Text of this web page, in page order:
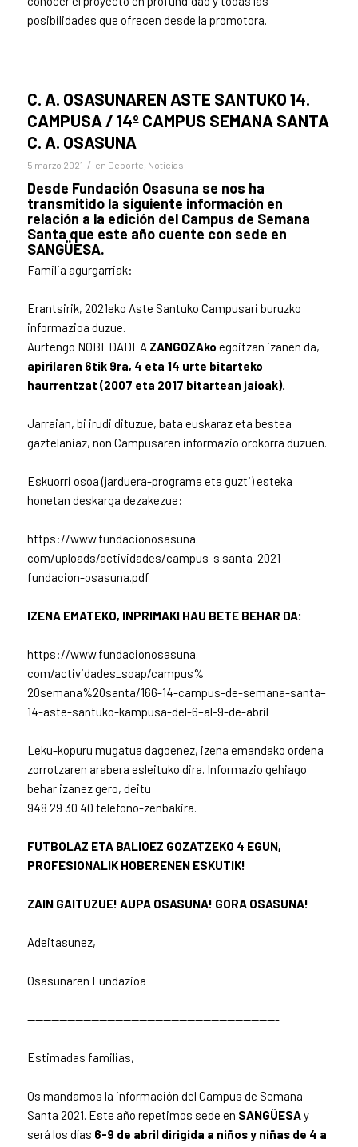
posibilidades que ofrecen desde la promotora.
C. A. OSASUNAREN ASTE SANTUKO 14.
CAMPUSA / 14º CAMPUS SEMANA SANTA
C. A. OSASUNA
5 marzo 2021 / en Deporte Noticias
Desde Fundación Osasuna se nos ha
transmitido la siguiente información en
relación a la edición del Campus de Semana
Santa que este año cuente con sede en
SANGÜESA.
Familia agurgarriak:
Erantsirik, 2021eko Aste Santuko Campusari buruzko
informazioa duzue.
Aurtengo NOBEDADEA ZANGOZAko egoitzan izanen da,
apirilaren 6tik 9ra, 4 eta 14 urte bitarteko
haurrentzat (2007 eta 2017 bitartean jaioak).
Jarraian, bi irudi dituzue, bata euskaraz eta bestea
gaztelaniaz, non Campusaren informazio orokorra duzuen.
Eskuorri osoa (jarduera-programa eta guzti) esteka
honetan deskarga dezakezue:
https://www.fundacionosasuna.
com/uploads/actividades/campus-s.santa-2021-
fundacion-osasuna.pdf
IZENA EMATEKO, INPRIMAKI HAU BETE BEHAR DA:
https://www.fundacionosasuna.
com/actividades_soap/campus%
20semana%20santa/166-14-campus-de-semana-santa–
14-aste-santuko-kampusa-del-6–al-9-de-abril
Leku-kopuru mugatua dagoenez, izena emandako ordena
zorrotzaren arabera esleituko dira. Informazio gehiago
behar izanez gero, deitu
948 29 30 40 telefono-zenbakira.
FUTBOLAZ ETA BALIOEZ GOZATZEKO 4 EGUN,
PROFESIONALIK HOBERENEN ESKUTIK!
ZAIN GAITUZUE! AUPA OSASUNA! GORA OSASUNA!
Adeitasunez,
Osasunaren Fundazioa
———————————————————————————————-
Estimadas familias,
Os mandamos la información del Campus de Semana
Santa 2021. Este año repetimos sede en SANGÜESA y
será los días 6-9 de abril dirigida a niños y niñas de 4 a